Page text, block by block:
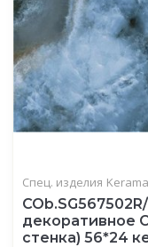
Спец. изделия
декоративное
стенка) 56*24